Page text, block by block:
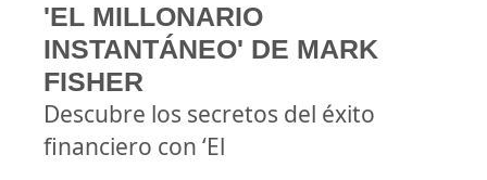
'EL MILLONARIO
INSTANTÁNEO' DE MARK
FISHER
Descubre los secretos del éxito
financiero con ‘El